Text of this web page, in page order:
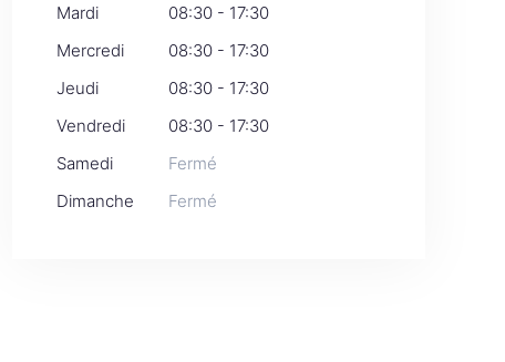
Mardi
08:30 - 17:30
Mercredi
08:30 - 17:30
Jeudi
08:30 - 17:30
Vendredi
08:30 - 17:30
Samedi
Fermé
Dimanche
Fermé